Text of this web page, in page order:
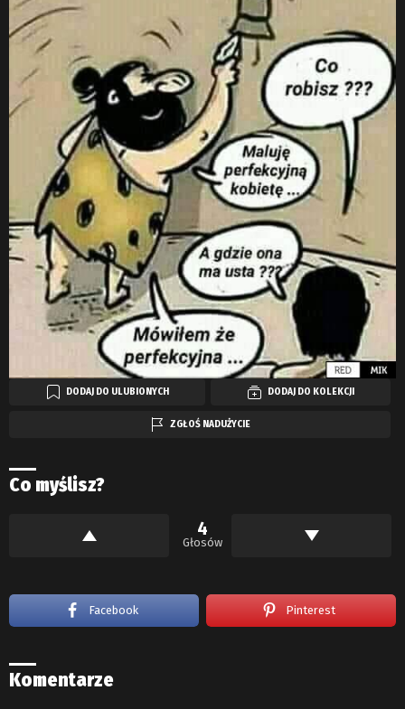
DODAJ DO ULUBIONYCH DODAJ DO KOLEKCJI
ZGŁOŚ NADUŻYCIE
Co myślisz?
4
Głosów
Facebook Pinterest
Komentarze